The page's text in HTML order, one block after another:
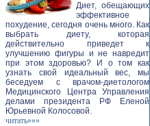
Диет, обещающих
эффективное
похудение, сегодня очень много. Как
выбрать диету, которая
действительно приведет к
улучшению фигуры и не навредит
при этом здоровью? И о том как
узнать свой идеальный вес, мы
беседуем с врачом-диетологом
Медицинского Центра Управления
делами президента РФ Еленой
Юрьевной Колосовой.
читать»»»